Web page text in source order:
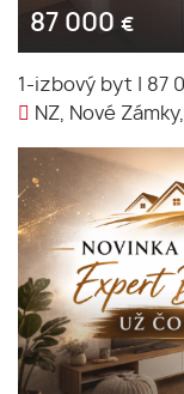
87 000 €
1-izbový byt
87
NZ, Nové Zámky,